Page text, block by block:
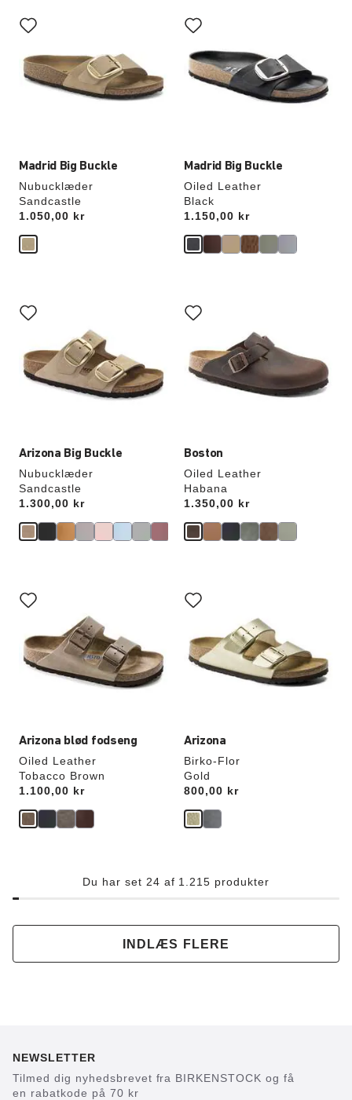
Madrid Big Buckle
Nubucklæder
Sandcastle
Price:
1.050,00 kr
med
prøvefarver
opdatere
produktbilledet
Madrid Big Buckle
Oiled Leather
Black
Price:
1.150,00 kr
med
prøvefarver
opdatere
produktbilledet
Arizona Big Buckle
Nubucklæder
Sandcastle
Price:
1.300,00 kr
med
prøvefarver
opdatere
produktbilledet
Boston
Oiled Leather
Habana
Price:
1.350,00 kr
med
prøvefarver
opdatere
produktbilledet
Arizona blød fodseng
Oiled Leather
Tobacco Brown
Price:
1.100,00 kr
med
prøvefarver
opdatere
produktbilledet
Arizona
Birko-Flor
Gold
Price:
800,00 kr
med
prøvefarver
opdatere
produktbilledet
Du har set 24 af 1.215 produkter
INDLÆS FLERE
NEWSLETTER
Tilmed dig nyhedsbrevet fra BIRKENSTOCK og få
en rabatkode på 70 kr